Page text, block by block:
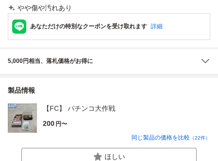
やや傷や汚れあり
あなただけの特別なクーポンを受け取れます 詳細
5,000円相当、落札価格がお得に
製品情報
【FC】 パチンコ大作戦
200 円〜
同じ製品の価格を比較 （22件）
ほしい